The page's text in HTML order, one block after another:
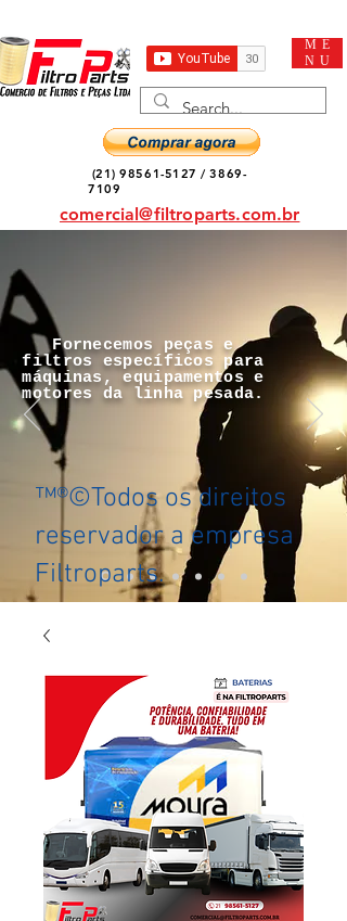
ME
NU
(21) 98561-5127 /3869-
7109
comercial@filtroparts.com.br
Fornecemos peças e
filtros específicos para
máquinas, equipamentos e
motores da linha pesada.
™®©Todos os direitos
reservador a empresa
Filtroparts.